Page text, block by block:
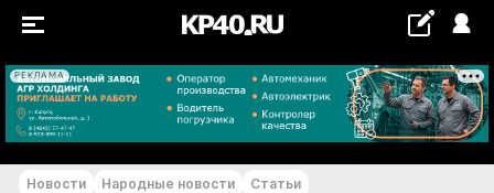
РЕКЛАМА
+19...+20 °С
Новости Народные новости Статьи